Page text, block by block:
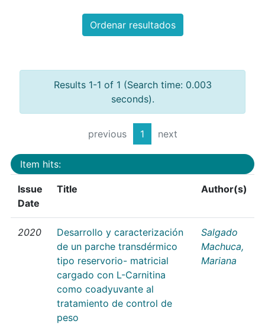
Ordenar resultados
Results 1-1 of 1 (Search time: 0.003
seconds).
previous 1 next
Item hits:
Issue
Date
Title Author(s)
2020
Desarrollo y caracterización
de un parche transdérmico
tipo reservorio- matricial
cargado con L-Carnitina
como coadyuvante al
tratamiento de control de
peso
Salgado
Machuca,
Mariana